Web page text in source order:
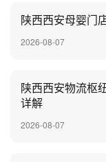
陕西西安母婴门
2026-08-07
陕西西安物流枢
详解
2026-08-07